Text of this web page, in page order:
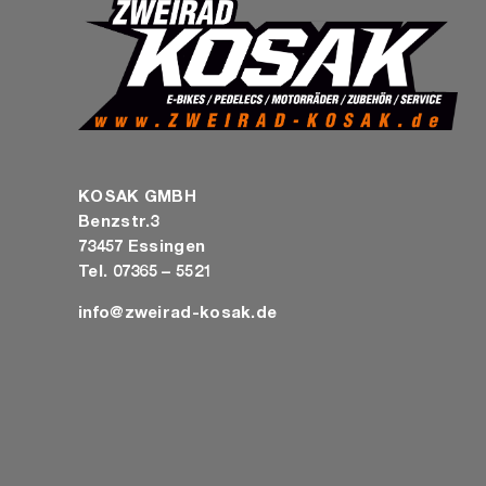
KOSAK GMBH
Benzstr.3
73457 Essingen
Tel. 07365 – 5521
info@zweirad-kosak.de